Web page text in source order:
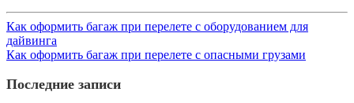
Как оформить багаж при перелете с оборудованием для
дайвинга
Как оформить багаж при перелете с опасными грузами
Последние записи